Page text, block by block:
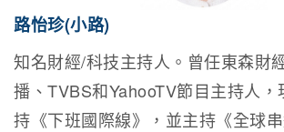
路怡珍(小路)
知名財經/科技主持人。曾任東森財
播、TVBS和YahooTV節目主持人，
持《下班國際線》，並主持《全球串